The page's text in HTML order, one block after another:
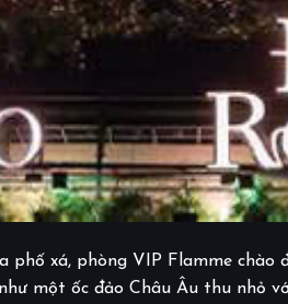
phố xá, phòng VIP Flamme chào
một ốc đảo Châu Âu thu nhỏ